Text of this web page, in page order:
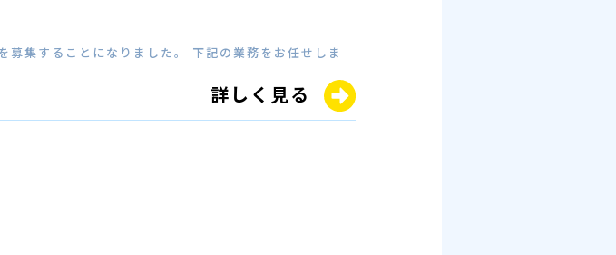
集することになりました。 下記の業務をお任せしま
詳しく見る